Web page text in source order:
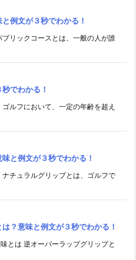
例文が３秒でわかる！
ブリックコースとは、一般の人が誰
でわかる！
ルフにおいて、一定の年齢を超え
と例文が３秒でわかる！
ナチュラルグリップとは、ゴルフで
？意味と例文が３秒でわかる！
とは 逆オーバーラップグリップと